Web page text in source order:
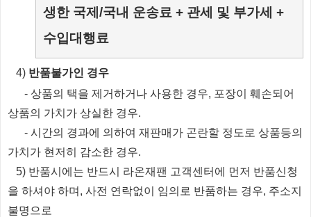
생한 국제/국내 운송료 + 관세 및 부가세 +
수입대행료
​4) 반품불가인 경우
- 상품의 택을 제거하거나 사용한 경우, 포장이 훼손되어
상품의 가치가 상실한 경우.
- 시간의 경과에 의하여 재판매가 곤란할 정도로 상품등의
가치가 현저히 감소한 경우.
5) 반품시에는 반드시 라온재팬 고객센터에 먼저 반품신청
을 하셔야 하며, 사전 연락없이 임의로 반품하는 경우, 주소지
불명으로